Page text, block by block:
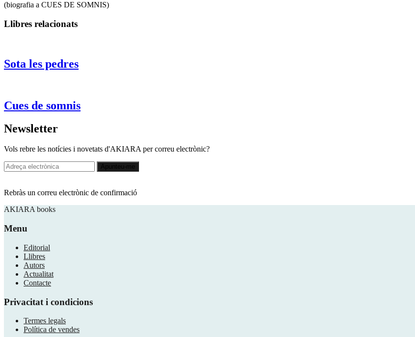
(biografia a CUES DE SOMNIS)
Llibres relacionats
Sota les pedres
Cues de somnis
Newsletter
Vols rebre les notícies i novetats d'AKIARA per correu electrònic?
Rebràs un correu electrònic de confirmació
AKIARA books
Menu
Editorial
Llibres
Autors
Actualitat
Contacte
Privacitat i condicions
​Termes legals
Política de vendes